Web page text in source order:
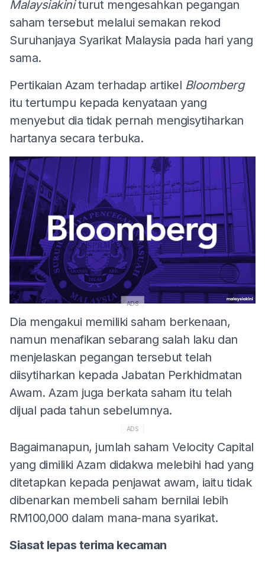
Malaysiakiniturut mengesahkan pegangan
saham tersebut melalui semakan rekod
Suruhanjaya Syarikat Malaysia pada hari yang
sama.
Pertikaian Azam terhadap artikel Bloomberg
itu tertumpu kepada kenyataan yang
menyebut dia tidak pernah mengisytiharkan
hartanya secara terbuka.
ADS
Dia mengakui memiliki saham berkenaan,
namun menafikan sebarang salah laku dan
menjelaskan pegangan tersebut telah
diisytiharkan kepada Jabatan Perkhidmatan
Awam. Azam juga berkata saham itu telah
dijual pada tahun sebelumnya.
ADS
Bagaimanapun, jumlah saham Velocity Capital
yang dimiliki Azam didakwa melebihi had yang
ditetapkan kepada penjawat awam, iaitu tidak
dibenarkan membeli saham bernilai lebih
RM100,000 dalam mana-mana syarikat.
Siasat lepas terima kecaman